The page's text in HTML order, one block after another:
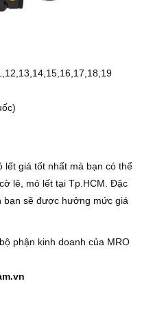
lết giá tốt nhất mà bạn có thể
lê, mỏ lết tại Tp.HCM. Đặc
bạn sẽ được hưởng mức giá
phận kinh doanh của MRO